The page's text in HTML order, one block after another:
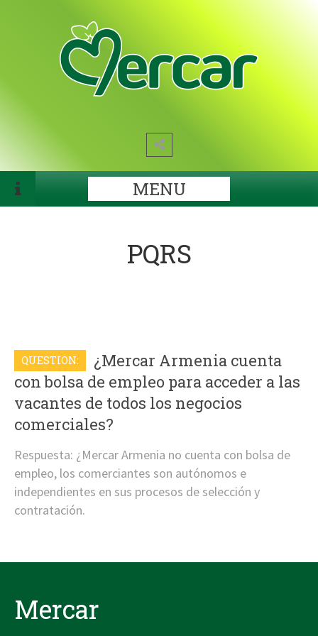
MENU
PQRS
QUESTION:
¿Mercar Armenia cuenta
con bolsa de empleo para acceder a las
vacantes de todos los negocios
comerciales?
Respuesta: ¿Mercar Armenia no cuenta con bolsa de
empleo, los comerciantes son autónomos e
independientes en sus procesos de selección y
contratación.
Mercar